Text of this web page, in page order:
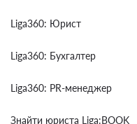
Liga360: Юрист
Liga360: Бухгалтер
Liga360: PR-менеджер
Знайти юриста Liga:BOOK